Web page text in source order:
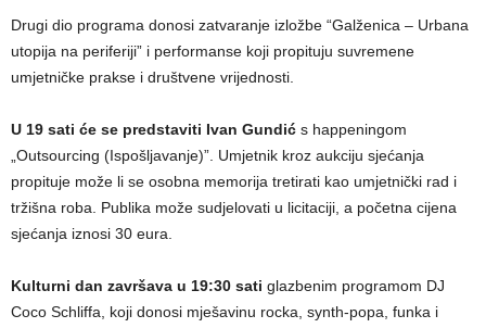
Drugi dio programa donosi zatvaranje izložbe “Galženica – Urbana
utopija na periferiji” i performanse koji propituju suvremene
umjetničke prakse i društvene vrijednosti.
U 19 sati će se predstaviti Ivan Gundić s happeningom
„Outsourcing (Ispošljavanje)”. Umjetnik kroz aukciju sjećanja
propituje može li se osobna memorija tretirati kao umjetnički rad i
tržišna roba. Publika može sudjelovati u licitaciji, a početna cijena
sjećanja iznosi 30 eura.
Kulturni dan završava u 19:30 sati glazbenim programom DJ
Coco Schliffa, koji donosi mješavinu rocka, synth-popa, funka i